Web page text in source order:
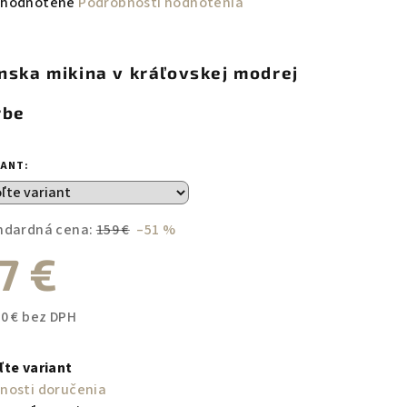
mikina v kráľovskej modrej
cena: 159 € –51 %
€
€ bez DPH
variant
doručenia